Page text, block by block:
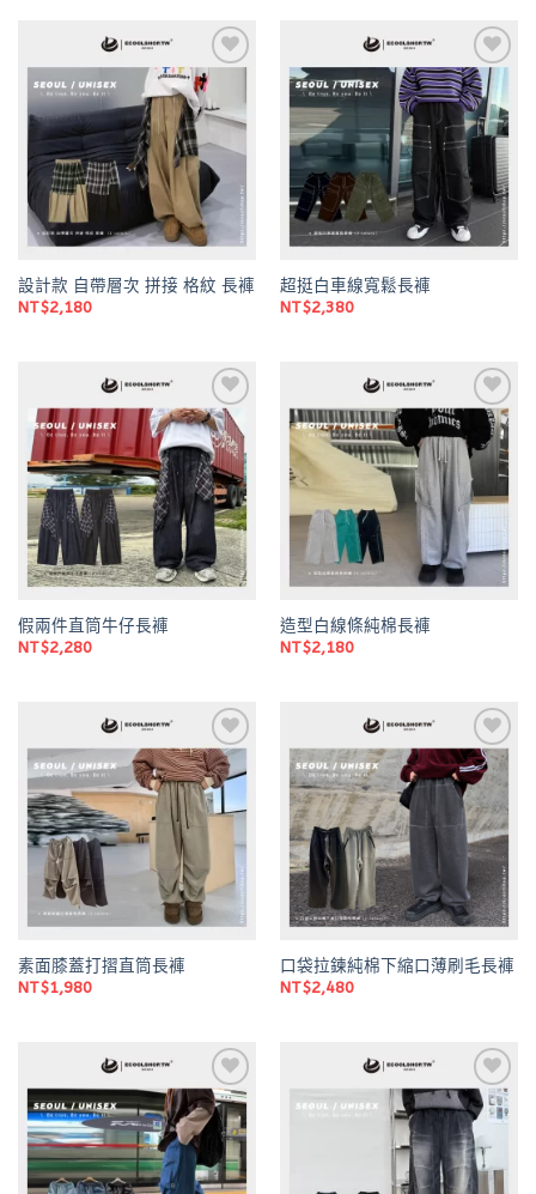
Add to
wishlist
設計款 自帶層次 拼接 格紋 長褲
NT$2,180
Add to
wishlist
超挺白車線寬鬆長褲
NT$2,380
Add to
wishlist
假兩件直筒牛仔長褲
NT$2,280
Add to
wishlist
造型白線條純棉長褲
NT$2,180
Add to
wishlist
素面膝蓋打摺直筒長褲
NT$1,980
Add to
wishlist
口袋拉鍊純棉下縮口薄刷毛長褲
NT$2,480
Add to
wishlist
Add to
wishlist